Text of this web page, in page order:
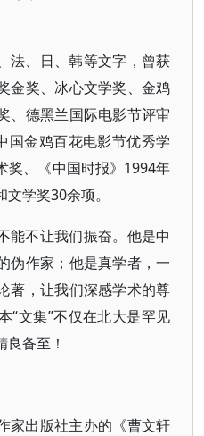
法、日、韩等文字，曾获
金奖、冰心文学奖、金鸡
、德黑兰国际电影节评审
国金鸡百花电影节优秀学
奖、《中国时报》1994年
学奖30余项。
能不让我们振奋。他是中
伪作家；他是真学者，一
著，让我们深感学术的尊
“文集”不仅在北大是罕见
备至！
家出版社主办的《曹文轩